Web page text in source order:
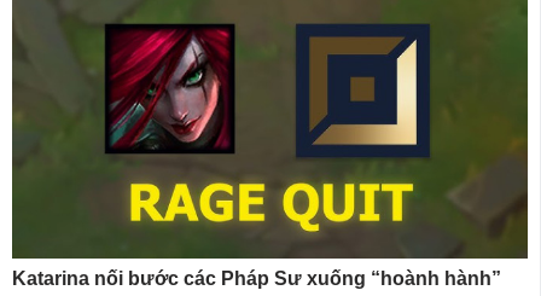
Katarina nối bước các Pháp Sư xuống “hoành hành”